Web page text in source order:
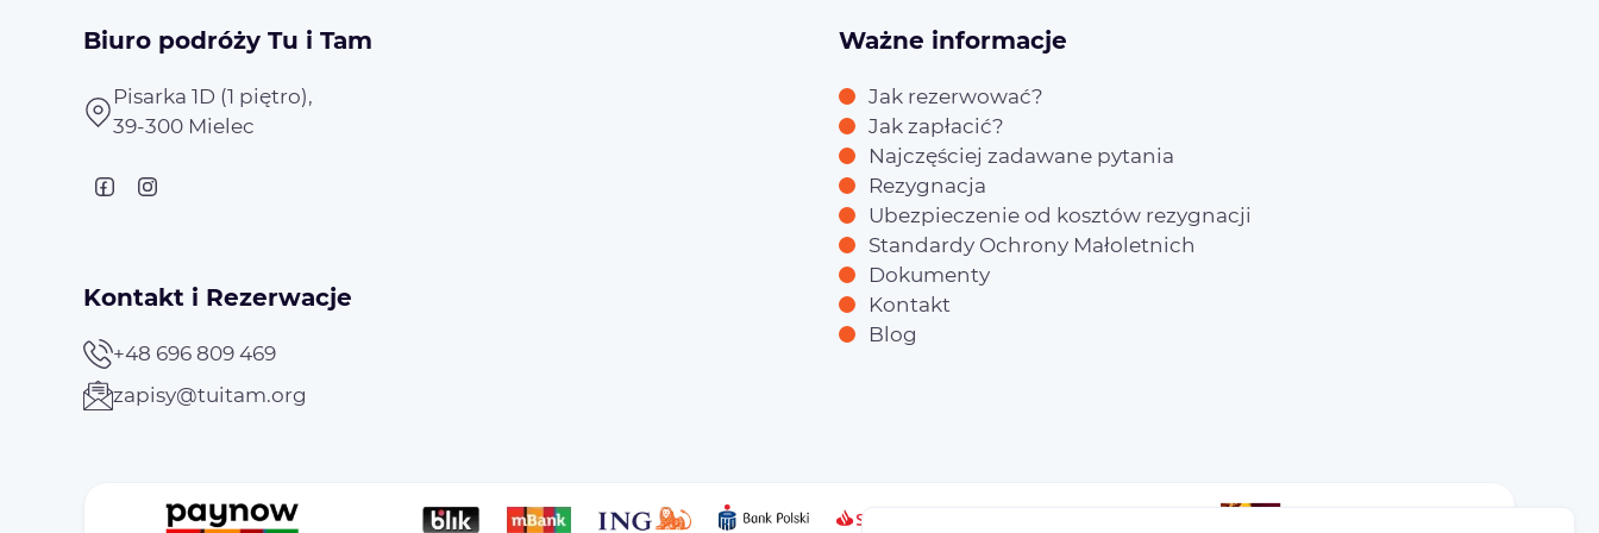
Biuro podróży Tu i Tam
Pisarka 1D (1 piętro),
39-300 Mielec
Kontakt i Rezerwacje
+48 696 809 469
zapisy@tuitam.org
Ważne informacje
Jak rezerwować?
Jak zapłacić?
Najczęściej zadawane pytania
Rezygnacja
Ubezpieczenie od kosztów rezygnacji
Standardy Ochrony Małoletnich
Dokumenty
Kontakt
Blog